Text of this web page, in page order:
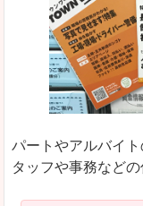
パートやアルバイ
タッフや事務などの